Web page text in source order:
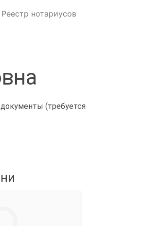
Реестр нотариусов
(требуется